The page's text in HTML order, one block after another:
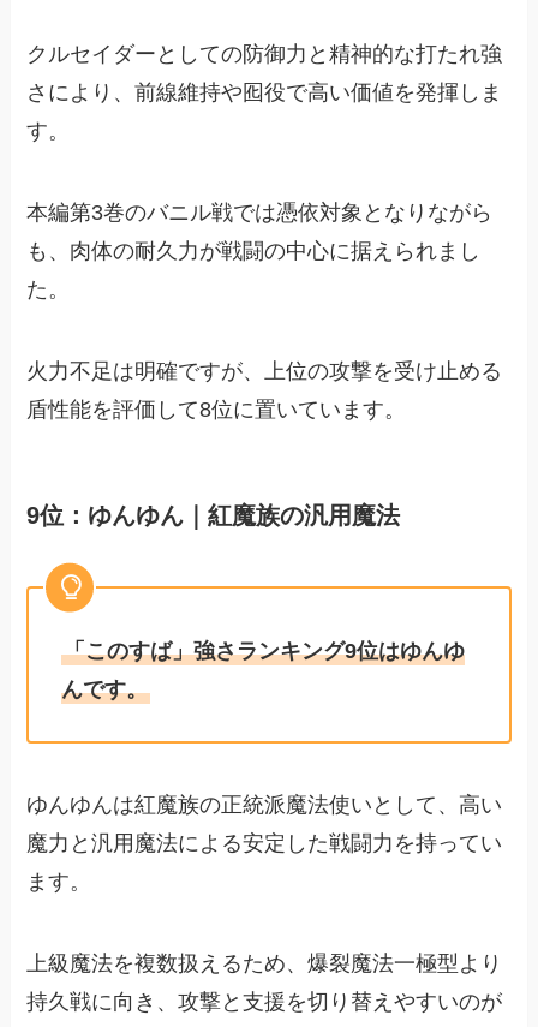
クルセイダーとしての防御力と精神的な打たれ強
さにより、前線維持や囮役で高い価値を発揮しま
す。
本編第3巻のバニル戦では憑依対象となりながら
も、肉体の耐久力が戦闘の中心に据えられまし
た。
火力不足は明確ですが、上位の攻撃を受け止める
盾性能を評価して8位に置いています。
9位：ゆんゆん｜紅魔族の汎用魔法
「このすば」強さランキング9位はゆんゆ
んです。
ゆんゆんは紅魔族の正統派魔法使いとして、高い
魔力と汎用魔法による安定した戦闘力を持ってい
ます。
上級魔法を複数扱えるため、爆裂魔法一極型より
持久戦に向き、攻撃と支援を切り替えやすいのが